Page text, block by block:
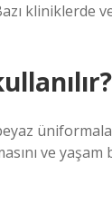
kliniklerde
ve